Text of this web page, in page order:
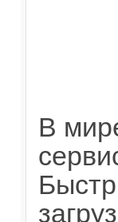
В